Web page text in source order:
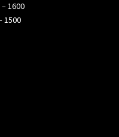
– 1600
1500